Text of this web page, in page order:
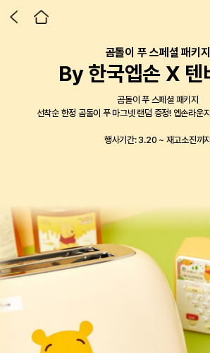
프로젝터로 만든 홈시네마
리뷰 남기고 상품권 받
프로젝터 구매 후 달라진 우리 집 일상의 순간,
생생한 사진과 글을 남기고 최대 50만원 상품권까지 챙
Epson X Milwaukee
FORCE 패키지
작업을 완성하는 두가지 기준 PRECISION FORCE
프린터의 정밀함과 밀워키의 힘으로 현장 작업의 완성도를 높
엡손 라운지 x DUUL 런칭 기념 이벤트
홈시네마 프로젝터, 이
지 한번에
다섯 가지 컬러를 우리 집 인테리어에 맞게 선택해보세
엡손 라운지 전용 포토 프린터 패키지
프린톡 패키지 출시
일상과 비즈니스 스팟에서 손쉬운 사진 출력 서비스를 제
행사기간: 26.7.1 ~ 9.30
제4회 디지털 텍스타일 프린팅 공모전
디지털 텍스타일 프린팅으로 완성하는
나만의 작품
참가 접수 진행 중
엡손 라운지 홈 에듀 프로모션
Safa 3 in 1 코팅/제
그림일기, 단어카드는 물론 사무실에서도 사용가능
엡손 Dust-Free 렌탈
상품권 증정 & 첫 달 무료 이벤트
상담만 받아도 상품권 증정,
AM-C & EM-C 시리즈 계약 시
곰돌이 푸 스페셜 패키지
By 한국엡손 X 텐
곰돌이 푸 스페셜 패키지
선착순 한정 곰돌이 푸 마그넷 랜덤 증정! 엡손라운
행사기간: 3.20 ~ 재고소진까지